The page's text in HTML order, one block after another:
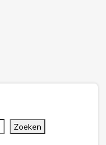
Zoeken